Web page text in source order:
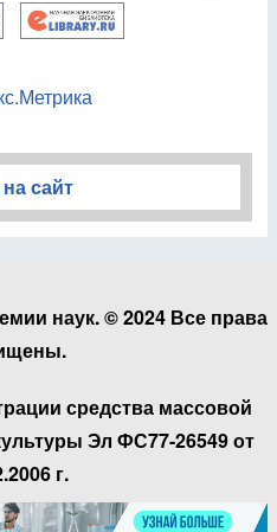
сайт
наук. © 2024 Все права
средства массовой
Эл ФС77-26549 от
г.